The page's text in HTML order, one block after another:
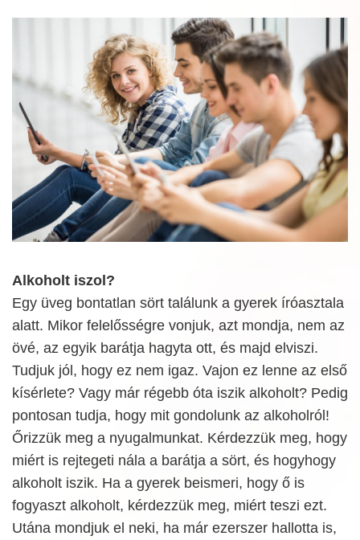
Alkoholt iszol?
Egy üveg bontatlan sört találunk a gyerek íróasztala
alatt. Mikor felelősségre vonjuk, azt mondja, nem az
övé, az egyik barátja hagyta ott, és majd elviszi.
Tudjuk jól, hogy ez nem igaz. Vajon ez lenne az első
kísérlete? Vagy már régebb óta iszik alkoholt? Pedig
pontosan tudja, hogy mit gondolunk az alkoholról!
Őrizzük meg a nyugalmunkat. Kérdezzük meg, hogy
miért is rejtegeti nála a barátja a sört, és hogyhogy
alkoholt iszik. Ha a gyerek beismeri, hogy ő is
fogyaszt alkoholt, kérdezzük meg, miért teszi ezt.
Utána mondjuk el neki, ha már ezerszer hallotta is,